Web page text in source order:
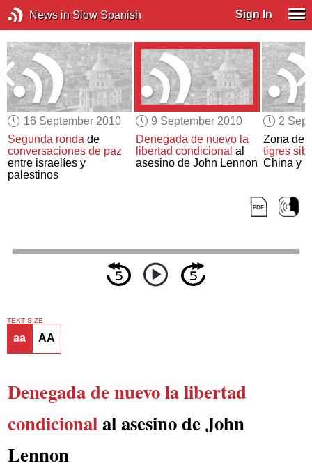
News in Slow Spanish Sign In
16 September 2010
Segunda ronda de
conversaciones de paz
entre israelíes y
palestinos
9 September 2010
Denegada de nuevo la
libertad condicional al
asesino de John Lennon
2
Zona de
tigres
China y
TEXT SIZE
aa AA
Denegada de nuevo la libertad
condicionalal asesino de John
Lennon